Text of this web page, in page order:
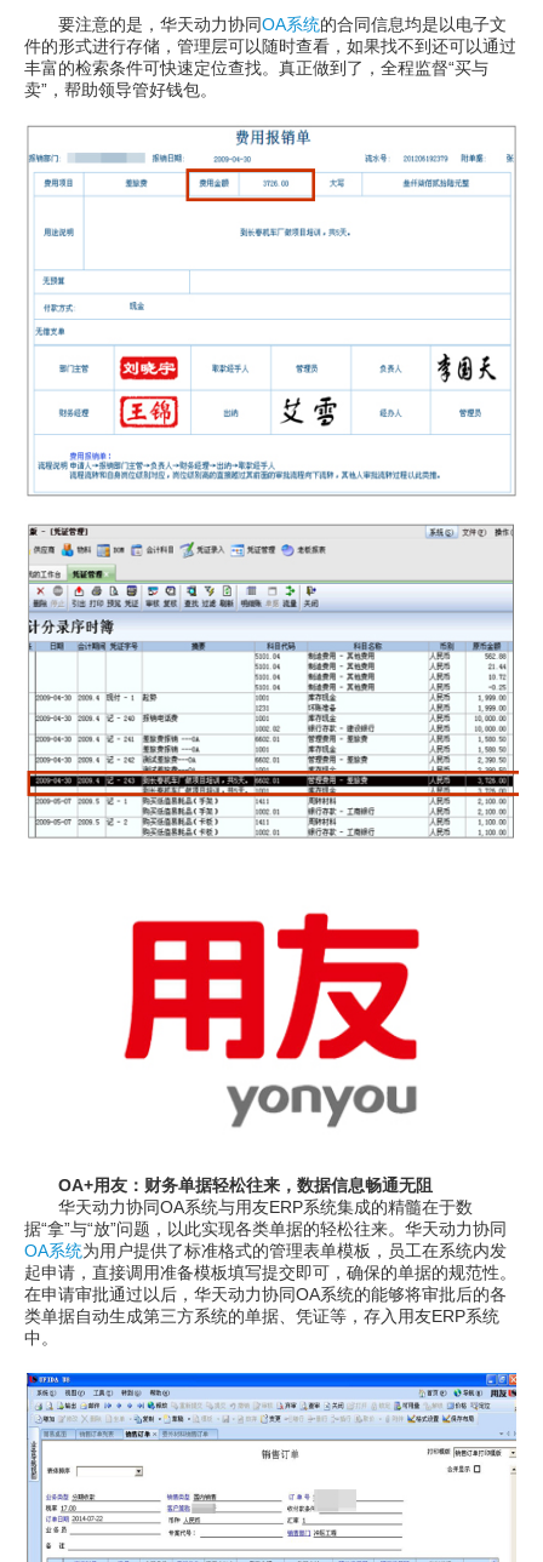
要注意的是，华天动力协同OA系统的合同信息均是以电子文
件的形式进行存储，管理层可以随时查看，如果找不到还可以通过
丰富的检索条件可快速定位查找。真正做到了，全程监督“买与
卖”，帮助领导管好钱包。
OA+用友：财务单据轻松往来，数据信息畅通无阻
华天动力协同OA系统与用友ERP系统集成的精髓在于数
据“拿”与“放”问题，以此实现各类单据的轻松往来。华天动力协同
OA系统为用户提供了标准格式的管理表单模板，员工在系统内发
起申请，直接调用准备模板填写提交即可，确保的单据的规范性。
在申请审批通过以后，华天动力协同OA系统的能够将审批后的各
类单据自动生成第三方系统的单据、凭证等，存入用友ERP系统
中。